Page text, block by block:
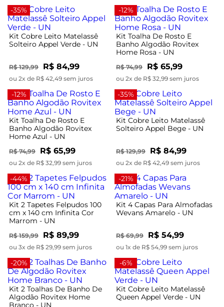
-35%
Kit Cobre Leito Matelassê
Solteiro Appel Verde - UN
R$ 129,99 R$ 84,99
ou 2x de R$ 42,49 sem juros
-12%
Kit Toalha De Rosto E
Banho Algodão Rovitex
Home Rosa - UN
R$ 74,99 R$ 65,99
ou 2x de R$ 32,99 sem juros
-12%
Kit Toalha De Rosto E
Banho Algodão Rovitex
Home Azul - UN
R$ 74,99 R$ 65,99
ou 2x de R$ 32,99 sem juros
-35%
Kit Cobre Leito Matelassê
Solteiro Appel Bege - UN
R$ 129,99 R$ 84,99
ou 2x de R$ 42,49 sem juros
-44%
Kit 2 Tapetes Felpudos 100
cm x 140 cm Infinita Cor
Marrom - UN
R$ 159,99 R$ 89,99
ou 3x de R$ 29,99 sem juros
-21%
Kit 4 Capas Para Almofadas
Wevans Amarelo - UN
R$ 69,99 R$ 54,99
ou 1x de R$ 54,99 sem juros
-20%
Kit 2 Toalhas De Banho De
Algodão Rovitex Home
Branco - UN
-6%
Kit Cobre Leito Matelassê
Queen Appel Verde - UN